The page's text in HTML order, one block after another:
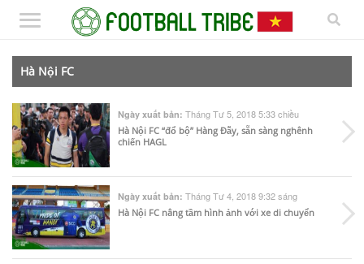
Hà Nội FC
Ngày xuất bản: Tháng Tư 5, 2018 5:33 chiều
Hà Nội FC “đổ bộ” Hàng Đẫy, sẵn sàng nghênh
chiến HAGL
Ngày xuất bản: Tháng Tư 4, 2018 9:32 sáng
Hà Nội FC nâng tầm hình ảnh với xe di chuyển